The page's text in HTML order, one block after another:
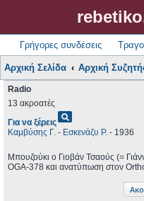
Γρήγορες συνδέσεις
Αρχική Σελίδα Αρχική
Radio
13 ακροατές
Για να ξέρειςpageview
Καμβύσης Γ. - Εσκενάζυ Ρ. - 1936
Μπουζούκι ο Γιοβάν Τσαούς (=
OGA-378 και ανατύπωση στον